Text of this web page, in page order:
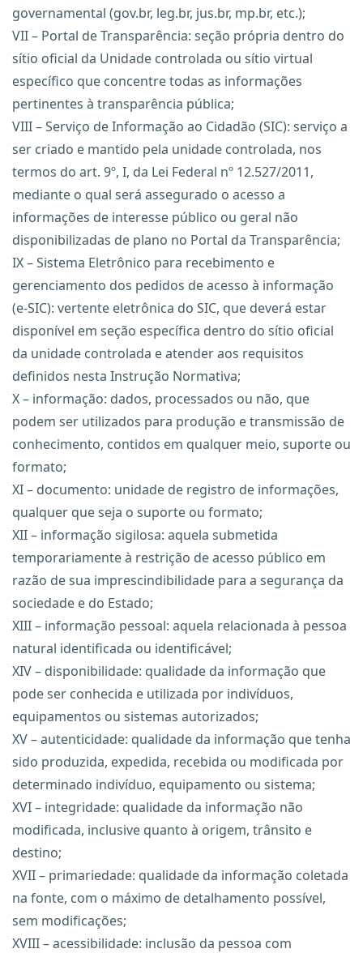
governamental (gov.br, leg.br, jus.br, mp.br, etc.);
VII – Portal de Transparência: seção própria dentro do
sítio oficial da Unidade controlada ou sítio virtual
específico que concentre todas as informações
pertinentes à transparência pública;
VIII – Serviço de Informação ao Cidadão (SIC): serviço a
ser criado e mantido pela unidade controlada, nos
termos do art. 9º, I, da Lei Federal nº 12.527/2011,
mediante o qual será assegurado o acesso a
informações de interesse público ou geral não
disponibilizadas de plano no Portal da Transparência;
IX – Sistema Eletrônico para recebimento e
gerenciamento dos pedidos de acesso à informação
(e-SIC): vertente eletrônica do SIC, que deverá estar
disponível em seção específica dentro do sítio oficial
da unidade controlada e atender aos requisitos
definidos nesta Instrução Normativa;
X – informação: dados, processados ou não, que
podem ser utilizados para produção e transmissão de
conhecimento, contidos em qualquer meio, suporte ou
formato;
XI – documento: unidade de registro de informações,
qualquer que seja o suporte ou formato;
XII – informação sigilosa: aquela submetida
temporariamente à restrição de acesso público em
razão de sua imprescindibilidade para a segurança da
sociedade e do Estado;
XIII – informação pessoal: aquela relacionada à pessoa
natural identificada ou identificável;
XIV – disponibilidade: qualidade da informação que
pode ser conhecida e utilizada por indivíduos,
equipamentos ou sistemas autorizados;
XV – autenticidade: qualidade da informação que tenha
sido produzida, expedida, recebida ou modificada por
determinado indivíduo, equipamento ou sistema;
XVI – integridade: qualidade da informação não
modificada, inclusive quanto à origem, trânsito e
destino;
XVII – primariedade: qualidade da informação coletada
na fonte, com o máximo de detalhamento possível,
sem modificações;
XVIII – acessibilidade: inclusão da pessoa com